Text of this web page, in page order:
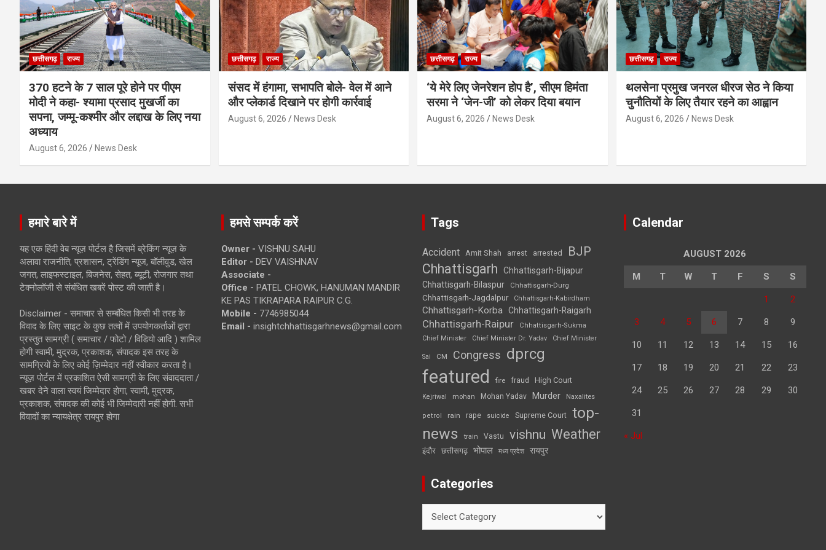
छत्तीसगढ़ राज्य
370 हटने के 7 साल पूरे होने पर पीएम
मोदी ने कहा- श्यामा प्रसाद मुखर्जी का
सपना, जम्मू-कश्मीर और लद्दाख के लिए नया
अध्याय
August 6, 2026 News Desk
छत्तीसगढ़ राज्य
संसद में हंगामा, सभापति बोले- वेल में आने
और प्लेकार्ड दिखाने पर होगी कार्रवाई
August 6, 2026 News Desk
छत्तीसगढ़ राज्य
‘ये मेरे लिए जेनरेशन होप है’, सीएम हिमंता
सरमा ने ‘जेन-जी’ को लेकर दिया बयान
August 6, 2026 News Desk
छत्तीसगढ़ राज्य
थलसेना प्रमुख जनरल धीरज सेठ ने किया
चुनौतियों के लिए तैयार रहने का आह्वान
August 6, 2026 News Desk
हमारे बारे में
यह एक हिंदी वेब न्यूज़ पोर्टल है जिसमें ब्रेकिंग न्यूज़ के
अलावा राजनीति, प्रशासन, ट्रेंडिंग न्यूज, बॉलीवुड, खेल
जगत, लाइफस्टाइल, बिजनेस, सेहत, ब्यूटी, रोजगार तथा
टेक्नोलॉजी से संबंधित खबरें पोस्ट की जाती है।
Disclaimer - समाचार से सम्बंधित किसी भी तरह के
विवाद के लिए साइट के कुछ तत्वों में उपयोगकर्ताओं द्वारा
प्रस्तुत सामग्री ( समाचार / फोटो / विडियो आदि ) शामिल
होगी स्वामी, मुद्रक, प्रकाशक, संपादक इस तरह के
सामग्रियों के लिए कोई ज़िम्मेदार नहीं स्वीकार करता है।
न्यूज़ पोर्टल में प्रकाशित ऐसी सामग्री के लिए संवाददाता /
खबर देने वाला स्वयं जिम्मेदार होगा, स्वामी, मुद्रक,
प्रकाशक, संपादक की कोई भी जिम्मेदारी नहीं होगी. सभी
विवादों का न्यायक्षेत्र रायपुर होगा
हमसे सम्पर्क करें
Owner - VISHNU SAHU
Editor - DEV VAISHNAV
Associate -
Office - PATEL CHOWK, HANUMAN MANDIR
KE PAS TIKRAPARA RAIPUR C.G.
Mobile - 7746985044
Email - insightchhattisgarhnews@gmail.com
Tags
Accident Amit Shah arrest arrested BJP
Chhattisgarh
Chhattisgarh-Bijapur
Chhattisgarh-Bilaspur
Chhattisgarh-Durg
Chhattisgarh-Jagdalpur Chhattisgarh-Kabirdham
Chhattisgarh-Korba Chhattisgarh-Raigarh
Chhattisgarh-Raipur
Chhattisgarh-Sukma
Chief Minister
Chief Minister Dr. Yadav Chief Minister
Sai CM Congress dprcg
featured fire fraud High Court
Kejriwal mohan Mohan Yadav Murder Naxalites
petrol rain rape suicide Supreme Court top-
news
train Vastu vishnu Weather
इंदौर छत्तीसगढ़ भोपाल मध्य प्रदेश रायपुर
Categories
Calendar
AUGUST 2026
M T W T F S S
1 2
3 4 5 6 7 8 9
10 11 12 13 14 15 16
17 18 19 20 21 22 23
24 25 26 27 28 29 30
31
« Jul